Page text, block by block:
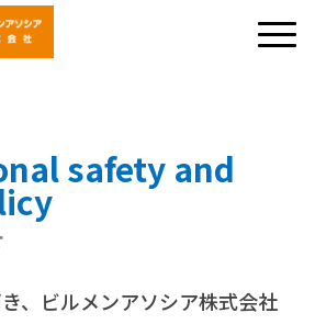
safety and
、ビルメンアソシア株式会社